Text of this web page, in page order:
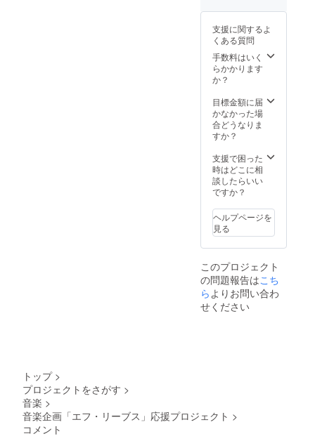
権利は
フェス
主催者
にあり
ます。
その場
さい。
※「USB
メモ
ク」、
「CD-
R」から
お選び
い。 ※
フェス
終了後
郵送に
りいた
しま
す。 ⑤
フィド
ラーズ
楽曲は
発生し
ない曲
また
は、出
演者が
持つ楽
曲に限
りま
す。
確認
済） ※
支援者
様が楽
用する
場合、
権利は
フェス
にあり
ます。
その場
合はご
連絡下
定しま
交通
費、宿
泊費、
駐車料
金など
は支援
者様で
ご負担
くださ
機材な
どに関
しては
要打ち
せ。 ※
演奏人
数は2人
以上に
す。
（要相
談） ※
その他
要望
いま
※ご自宅
や指定
の場所
などで
ミニコ
トを開
催させ
て頂き
ます。
時は支
援者様
と出演
者の間
ジュー
ルをお
打合せ
して決
す。 ※
交通
費、宿
泊費、
駐車料
頂いた
して感
謝メッ
セージ
をお送
りしま
出張ス
ペシャ
ルミニ
コン
（以
下、こ
のプロ
ジェク
了後、
お打合
せした
いと思
す。）
※ご自宅
や指定
の場所
などで
支援に関するよ
くある質問
手数料はいく
らかかります
か？
目標金額に届
かなかった場
合どうなりま
すか？
支援で困った
時はどこに相
談したらいい
ですか？
ヘルプページを
見る
このプロジェクト
の問題報告はこち
らよりお問い合わ
せください
トップ >
プロジェクトをさがす >
音楽 >
音楽企画「エフ・リーブス」応援プロジェクト >
コメント